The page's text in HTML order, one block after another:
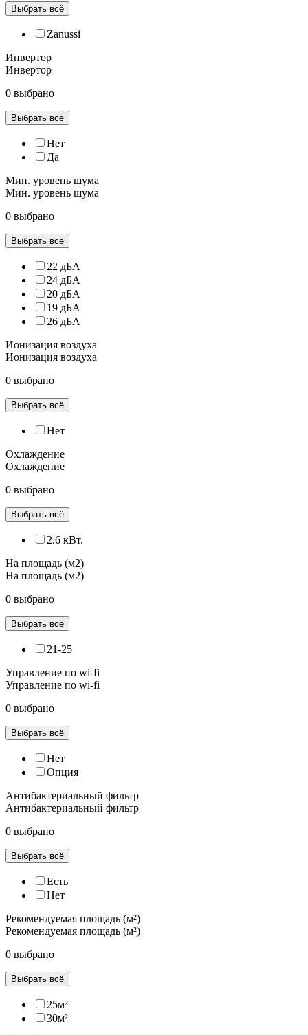
Выбрать всё
Zanussi
Инвертор
Инвертор
0 выбрано
Выбрать всё
Нет
Да
Мин. уровень шума
Мин. уровень шума
0 выбрано
Выбрать всё
22 дБА
24 дБА
20 дБА
19 дБА
26 дБА
Ионизация воздуха
Ионизация воздуха
0 выбрано
Выбрать всё
Нет
Охлаждение
Охлаждение
0 выбрано
Выбрать всё
2.6 кВт.
На площадь (м2)
На площадь (м2)
0 выбрано
Выбрать всё
21-25
Управление по wi-fi
Управление по wi-fi
0 выбрано
Выбрать всё
Нет
Опция
Антибактериальный фильтр
Антибактериальный фильтр
0 выбрано
Выбрать всё
Есть
Нет
Рекомендуемая площадь (м²)
Рекомендуемая площадь (м²)
0 выбрано
Выбрать всё
25м²
30м²